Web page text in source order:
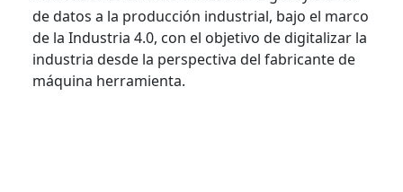
de datos a la producción industrial, bajo el marco
de la Industria 4.0, con el objetivo de digitalizar la
industria desde la perspectiva del fabricante de
máquina herramienta.